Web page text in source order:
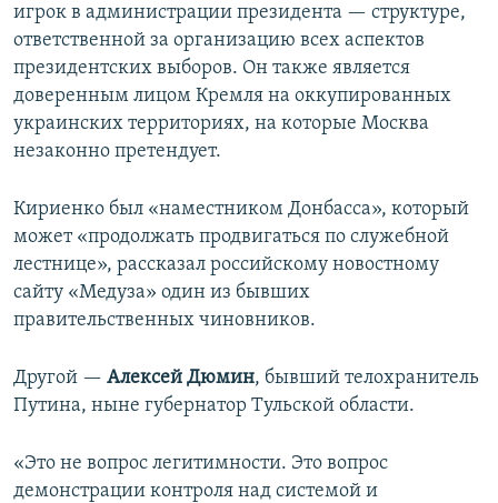
игрок в администрации президента — структуре,
ответственной за организацию всех аспектов
президентских выборов. Он также является
доверенным лицом Кремля на оккупированных
украинских территориях, на которые Москва
незаконно претендует.
Кириенко был «наместником Донбасса», который
может «продолжать продвигаться по служебной
лестнице», рассказал российскому новостному
сайту «Медуза» один из бывших
правительственных чиновников.
Другой — Алексей Дюмин, бывший телохранитель
Путина, ныне губернатор Тульской области.
«Это не вопрос легитимности. Это вопрос
демонстрации контроля над системой и